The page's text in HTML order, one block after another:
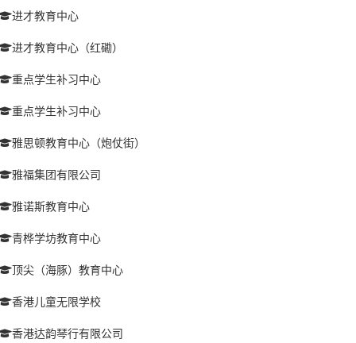
进才教育中心
进才教育中心（红磡）
重点学生补习中心
重点学生补习中心
雅思顿教育中心（炮仗街）
雅福集团有限公司
雅诺斯教育中心
青桦学坊教育中心
顶尖（海豚）教育中心
香港儿童无限学校
香港达韵琴行有限公司